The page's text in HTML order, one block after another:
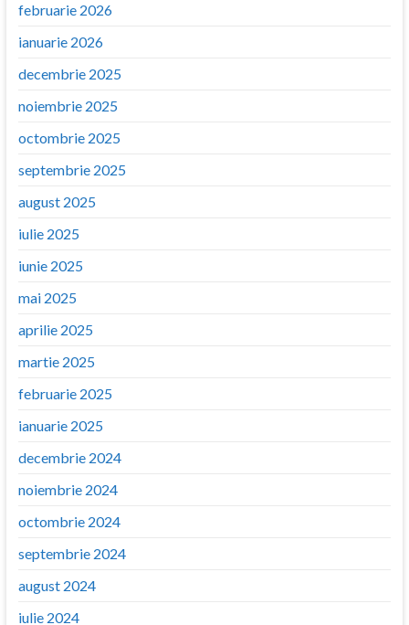
februarie 2026
ianuarie 2026
decembrie 2025
noiembrie 2025
octombrie 2025
septembrie 2025
august 2025
iulie 2025
iunie 2025
mai 2025
aprilie 2025
martie 2025
februarie 2025
ianuarie 2025
decembrie 2024
noiembrie 2024
octombrie 2024
septembrie 2024
august 2024
iulie 2024